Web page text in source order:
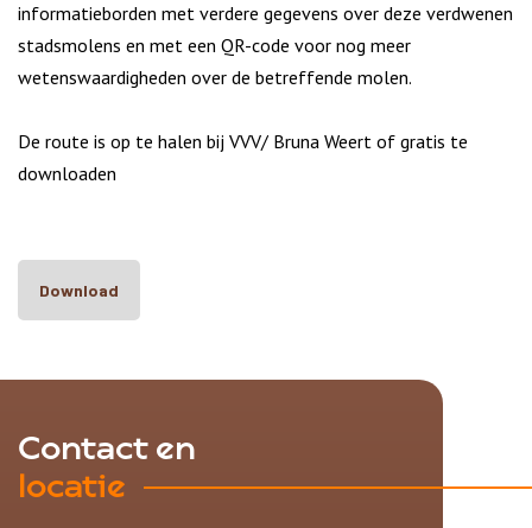
informatieborden met verdere gegevens over deze verdwenen
stadsmolens en met een QR-code voor nog meer
wetenswaardigheden over de betreffende molen.
De route is op te halen bij VVV/ Bruna Weert of gratis te
downloaden
Download
Contact en
locatie